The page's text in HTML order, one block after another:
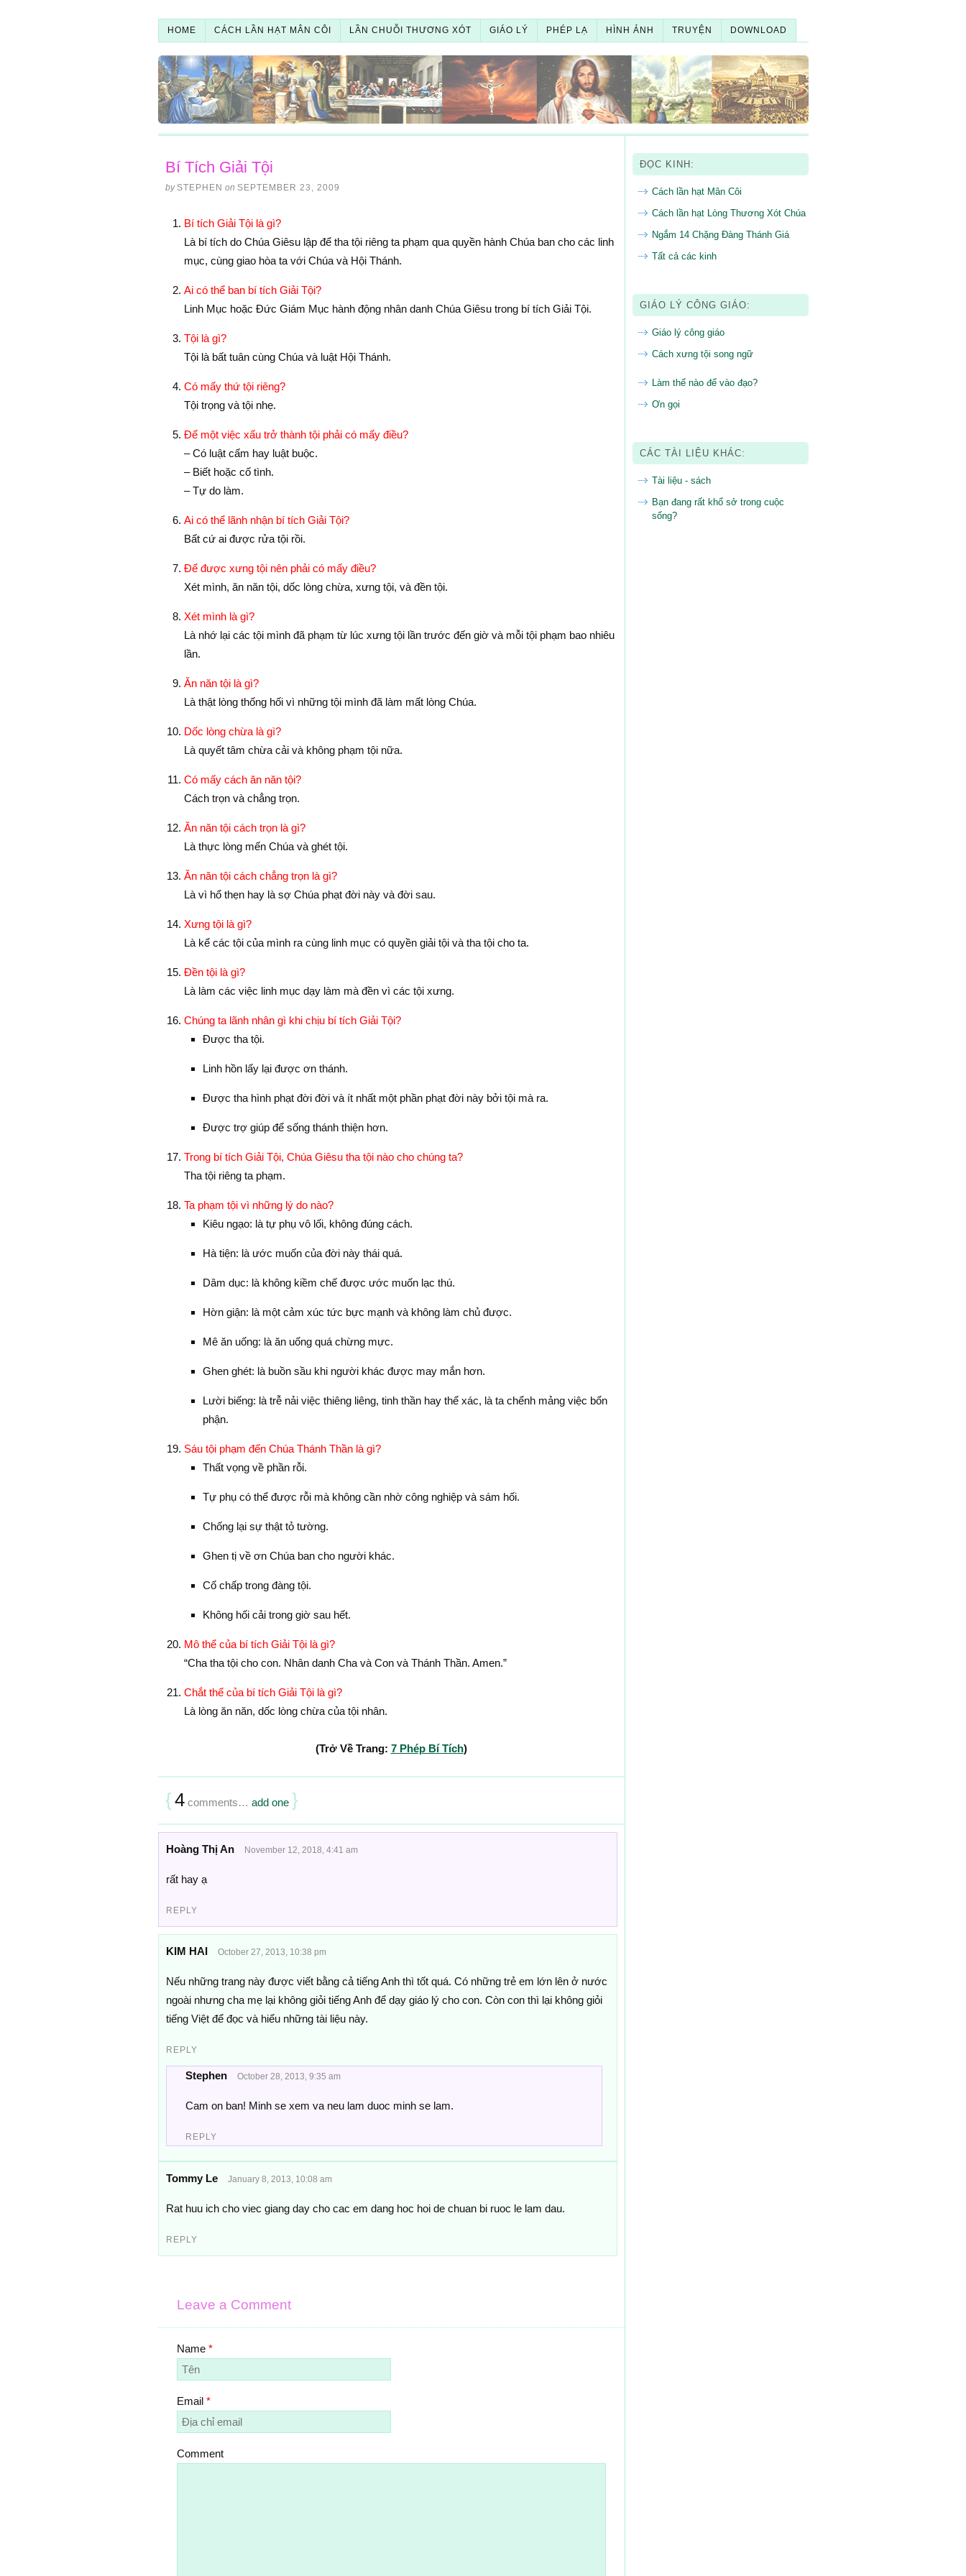
HOME CÁCH LẦN HẠT MÂN CÔI LẦN CHUỖI THƯƠNG XÓT GIÁO LÝ PHÉP LẠ HÌNH ẢNH TRUYỆN DOWNLOAD
Bí Tích Giải Tội
by STEPHEN on SEPTEMBER 23, 2009
Bí tích Giải Tội là gì?
Là bí tích do Chúa Giêsu lập để tha tội riêng ta phạm qua quyền hành Chúa ban cho các linh
mục, cùng giao hòa ta với Chúa và Hội Thánh.
Ai có thể ban bí tích Giải Tội?
Linh Mục hoặc Ðức Giám Mục hành động nhân danh Chúa Giêsu trong bí tích Giải Tội.
Tội là gì?
Tội là bất tuân cùng Chúa và luật Hội Thánh.
Có mấy thứ tội riêng?
Tội trọng và tội nhẹ.
Ðể một việc xấu trở thành tội phải có mấy điều?
– Có luật cấm hay luật buộc.
– Biết hoặc cố tình.
– Tự do làm.
Ai có thể lãnh nhận bí tích Giải Tội?
Bất cứ ai được rửa tội rồi.
Để được xưng tội nên phải có mấy điều?
Xét mình, ăn năn tội, dốc lòng chừa, xưng tội, và đền tội.
Xét mình là gì?
Là nhớ lại các tội mình đã phạm từ lúc xưng tội lần trước đến giờ và mỗi tội phạm bao nhiêu
lần.
Ăn năn tội là gì?
Là thật lòng thống hối vì những tội mình đã làm mất lòng Chúa.
Dốc lòng chừa là gì?
Là quyết tâm chừa cải và không phạm tội nữa.
Có mấy cách ăn năn tội?
Cách trọn và chẳng trọn.
Ăn năn tội cách trọn là gì?
Là thực lòng mến Chúa và ghét tội.
Ăn năn tội cách chẳng trọn là gì?
Là vì hổ thẹn hay là sợ Chúa phạt đời này và đời sau.
Xưng tội là gì?
Là kể các tội của mình ra cùng linh mục có quyền giải tội và tha tội cho ta.
Ðền tội là gì?
Là làm các việc linh mục dạy làm mà đền vì các tội xưng.
Chúng ta lãnh nhân gì khi chịu bí tích Giải Tội?
Ðược tha tội.
Linh hồn lấy lại được ơn thánh.
Ðược tha hình phạt đời đời và ít nhất một phần phạt đời này bởi tội mà ra.
Ðược trợ giúp để sống thánh thiện hơn.
Trong bí tích Giải Tội, Chúa Giêsu tha tội nào cho chúng ta?
Tha tội riêng ta phạm.
Ta phạm tội vì những lý do nào?
Kiêu ngạo: là tự phụ vô lối, không đúng cách.
Hà tiện: là ước muốn của đời này thái quá.
Dâm dục: là không kiềm chế được ước muốn lạc thú.
Hờn giận: là một cảm xúc tức bực mạnh và không làm chủ được.
Mê ăn uống: là ăn uống quá chừng mực.
Ghen ghét: là buồn sầu khi người khác được may mắn hơn.
Lười biếng: là trễ nải việc thiêng liêng, tinh thần hay thể xác, là ta chểnh mảng việc bổn
phận.
Sáu tội phạm đến Chúa Thánh Thần là gì?
Thất vọng về phần rỗi.
Tự phụ có thể được rỗi mà không cần nhờ công nghiệp và sám hối.
Chống lại sự thật tỏ tường.
Ghen tị về ơn Chúa ban cho người khác.
Cố chấp trong đàng tội.
Không hối cải trong giờ sau hết.
Mô thể của bí tích Giải Tội là gì?
“Cha tha tội cho con. Nhân danh Cha và Con và Thánh Thần. Amen.”
Chắt thể của bí tích Giải Tội là gì?
Là lòng ăn năn, dốc lòng chừa của tội nhân.
(Trở Về Trang: 7 Phép Bí Tích)
{4comments… add one }
Hoàng Thị An November 12, 2018, 4:41 am
rất hay ạ
REPLY
KIM HAI October 27, 2013, 10:38 pm
Nếu những trang này được viết bằng cả tiếng Anh thì tốt quá. Có những trẻ em lớn lên ở nước
ngoài nhưng cha mẹ lại không giỏi tiếng Anh để dạy giáo lý cho con. Còn con thì lại không giỏi
tiếng Việt để đọc và hiểu những tài liệu này.
REPLY
Stephen October 28, 2013, 9:35 am
Cam on ban! Minh se xem va neu lam duoc minh se lam.
REPLY
Tommy Le January 8, 2013, 10:08 am
Rat huu ich cho viec giang day cho cac em dang hoc hoi de chuan bi ruoc le lam dau.
REPLY
Leave a Comment
Name *
Email *
Comment
ĐỌC KINH:
Cách lần hạt Mân Côi
Cách lần hạt Lòng Thương Xót Chúa
Ngắm 14 Chặng Đàng Thánh Giá
Tất cả các kinh
GIÁO LÝ CÔNG GIÁO:
Giáo lý công giáo
Cách xưng tội song ngữ
Làm thế nào để vào đạo?
Ơn gọi
CÁC TÀI LIỆU KHÁC:
Tài liệu - sách
Bạn đang rất khổ sở trong cuộc
sống?